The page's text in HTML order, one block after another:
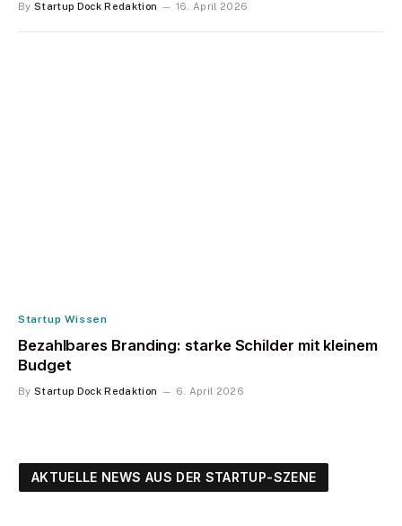
By Startup Dock Redaktion 16. April 2026
Startup Wissen
Bezahlbares Branding: starke Schilder mit kleinem
Budget
By Startup Dock Redaktion 6. April 2026
AKTUELLE NEWS AUS DER STARTUP-SZENE